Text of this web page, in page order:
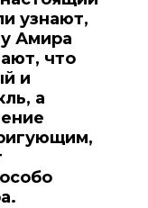
узнают,
Амира
что
и
а